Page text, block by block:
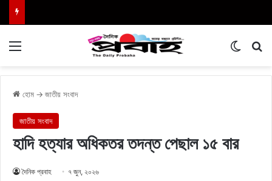
হোম → জাতীয় সংবাদ
জাতীয় সংবাদ
হাদি হত্যার অধিকতর তদন্ত পেছাল ১৫ বার
দৈনিক প্রবাহ ৭ জুন, ২০২৬